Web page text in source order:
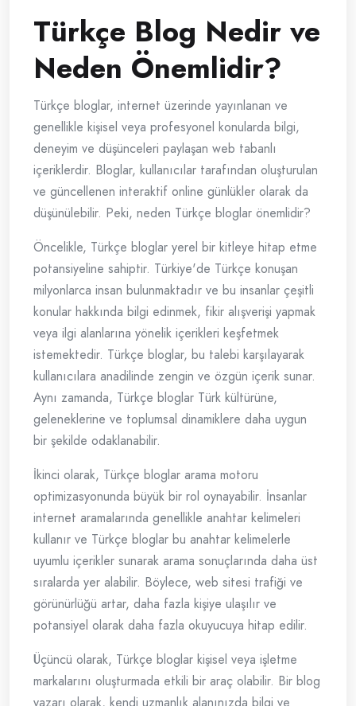
Türkçe Blog Nedir ve
Neden Önemlidir?
Türkçe bloglar, internet üzerinde yayınlanan ve
genellikle kişisel veya profesyonel konularda bilgi,
deneyim ve düşünceleri paylaşan web tabanlı
içeriklerdir. Bloglar, kullanıcılar tarafından oluşturulan
ve güncellenen interaktif online günlükler olarak da
düşünülebilir. Peki, neden Türkçe bloglar önemlidir?
Öncelikle, Türkçe bloglar yerel bir kitleye hitap etme
potansiyeline sahiptir. Türkiye'de Türkçe konuşan
milyonlarca insan bulunmaktadır ve bu insanlar çeşitli
konular hakkında bilgi edinmek, fikir alışverişi yapmak
veya ilgi alanlarına yönelik içerikleri keşfetmek
istemektedir. Türkçe bloglar, bu talebi karşılayarak
kullanıcılara anadilinde zengin ve özgün içerik sunar.
Aynı zamanda, Türkçe bloglar Türk kültürüne,
geleneklerine ve toplumsal dinamiklere daha uygun
bir şekilde odaklanabilir.
İkinci olarak, Türkçe bloglar arama motoru
optimizasyonunda büyük bir rol oynayabilir. İnsanlar
internet aramalarında genellikle anahtar kelimeleri
kullanır ve Türkçe bloglar bu anahtar kelimelerle
uyumlu içerikler sunarak arama sonuçlarında daha üst
sıralarda yer alabilir. Böylece, web sitesi trafiği ve
görünürlüğü artar, daha fazla kişiye ulaşılır ve
potansiyel olarak daha fazla okuyucuya hitap edilir.
Üçüncü olarak, Türkçe bloglar kişisel veya işletme
markalarını oluşturmada etkili bir araç olabilir. Bir blog